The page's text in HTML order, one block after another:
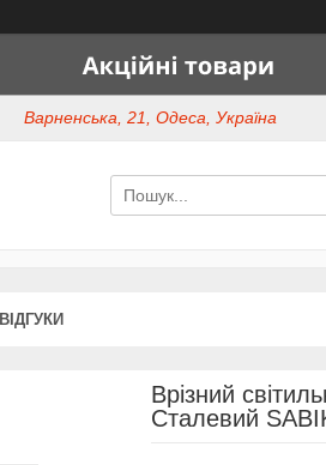
Варненська, 21, Одеса, Україна
ВІДГУКИ
Врізний
Сталевий